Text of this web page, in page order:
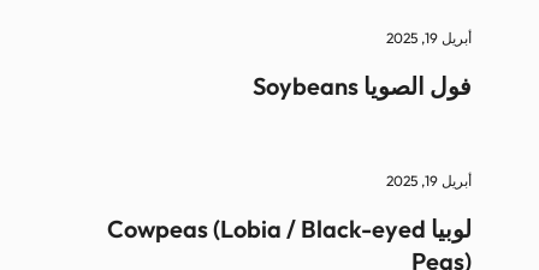
أبريل 19, 2025
فول الصويا Soybeans
أبريل 19, 2025
لوبيا Cowpeas (Lobia / Black-eyed
Peas)